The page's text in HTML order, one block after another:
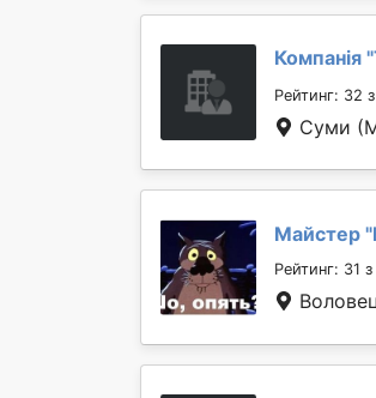
Компанія "
Рейтинг: 32
Суми
Майстер "
Рейтинг: 31